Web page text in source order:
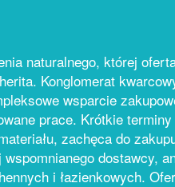
naturalnego, której
Konglomerat
wsparcie
prace. Krótkie
zachęca do
dostawcy,
i łazienkowych.